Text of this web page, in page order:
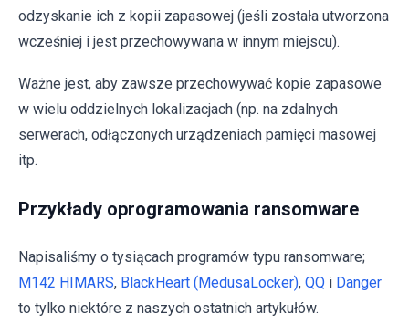
odzyskanie ich z kopii zapasowej (jeśli została utworzona
wcześniej i jest przechowywana w innym miejscu).
Ważne jest, aby zawsze przechowywać kopie zapasowe
w wielu oddzielnych lokalizacjach (np. na zdalnych
serwerach, odłączonych urządzeniach pamięci masowej
itp.
Przykłady oprogramowania ransomware
Napisaliśmy o tysiącach programów typu ransomware;
M142 HIMARS, BlackHeart (MedusaLocker), QQ i Danger
to tylko niektóre z naszych ostatnich artykułów.